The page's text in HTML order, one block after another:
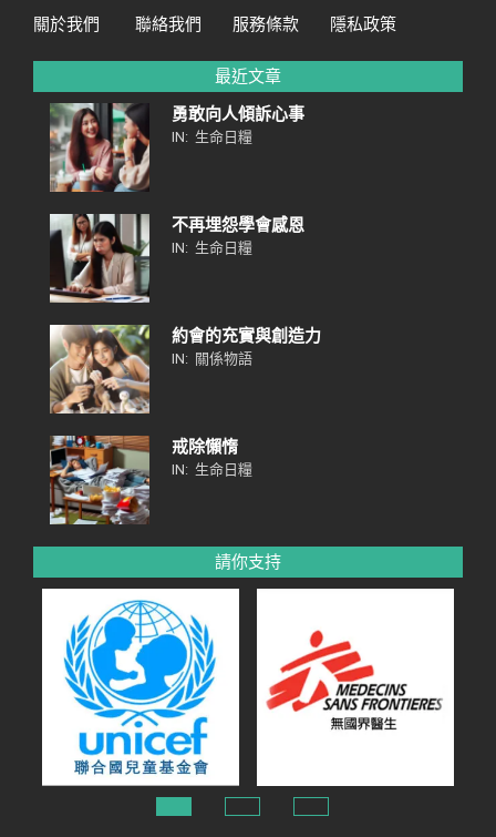
關於我們 聯絡我們 服務條款 隱私政策
最近文章
勇敢向人傾訴心事
IN: 生命日糧
不再埋怨學會感恩
IN: 生命日糧
約會的充實與創造力
IN: 關係物語
戒除懶惰
IN: 生命日糧
請你支持